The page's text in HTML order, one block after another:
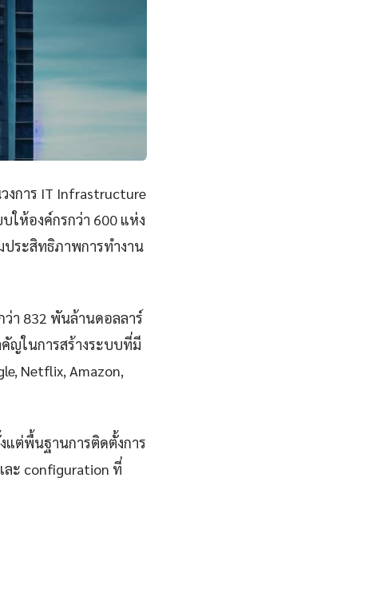
งการ IT Infrastructure
ให้องค์กรกว่า 600 แห่ง
ประสิทธิภาพการทำงาน
ว่า 832 พันล้านดอลลาร์
ญในการสร้างระบบที่มี
Netflix, Amazon,
แต่พื้นฐานการติดตั้งการ
ละ configuration ที่